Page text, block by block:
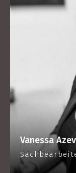
Vanessa